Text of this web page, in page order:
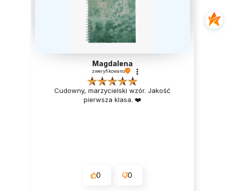
Magdalena
zweryfikowano
Cudowny, marzycielski wzór. Jakość
pierwsza klasa. ❤️
0 0